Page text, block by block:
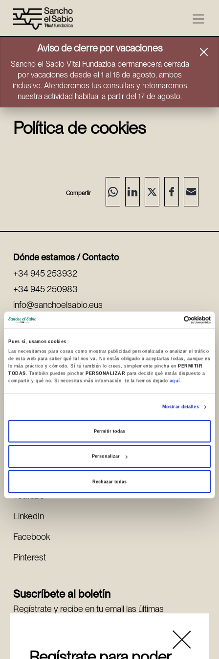
Pues sí, usamos cookies
Las necesitamos para cosas como mostrar publicidad personalizada o analizar el tráfico
de esta web para saber qué tal nos va. No estás obligado a aceptarlas todas, aunque es
lo más práctico y cómodo. Sí tú también lo crees, simplemente pincha enPERMITIR
TODAS . También puedes pincharPERSONALIZAR para decidir qué estás dispuesto a
compartir y qué no. Si necesitas más información, te la hemos dejado aquí.
Mostrar detalles
Permitir todas
Personalizar
Rechazar todas
Ir directamente al contenido
Aviso de cierre por vacaciones
Sancho el Sabio Vital Fundazioa permanecerá cerrada
por vacaciones desde el 1 al 16 de agosto, ambos
inclusive. Atenderemos tus consultas y retomaremos
nuestra actividad habitual a partir del 17 de agosto.
Política de cookies
Compartir
Dónde estamos / Contacto
+34 945 253932
+34 945 250983
info@sanchoelsabio.eus
Portal de Betoño, 23
01013, Vitoria-Gasteiz (España)
YouTube
LinkedIn
Facebook
Pinterest
Suscríbete al boletín
Regístrate y recibe en tu email las últimas